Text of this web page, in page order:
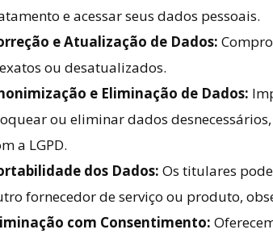
e acessar seus dados pessoais.
e Atualização de Dados:
ou desatualizados.
e Eliminação de Dados:
ou eliminar dados
a LGPD.
dos Dados: Os titulares
fornecedor de serviço ou produto,
com Consentimento: